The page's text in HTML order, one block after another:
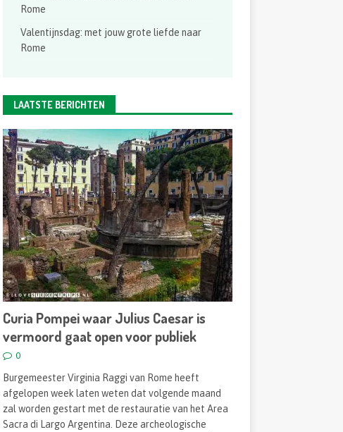
Rome
Valentijnsdag: met jouw grote liefde naar
Rome
LAATSTE BERICHTEN
Curia Pompei waar Julius Caesar is
vermoord gaat open voor publiek
0
Burgemeester Virginia Raggi van Rome heeft
afgelopen week laten weten dat volgende maand
zal worden gestart met de restauratie van het Area
Sacra di Largo Argentina. Deze archeologische